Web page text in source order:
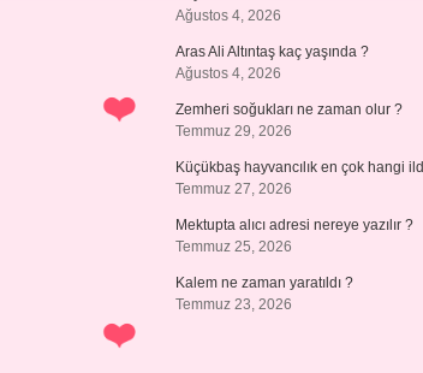
Ağustos 4, 2026
Aras Ali Altıntaş kaç yaşında ?
Ağustos 4, 2026
Zemheri soğukları ne zaman olur ?
Temmuz 29, 2026
Küçükbaş hayvancılık en çok hangi
Temmuz 27, 2026
Mektupta alıcı adresi nereye yazılır ?
Temmuz 25, 2026
Kalem ne zaman yaratıldı ?
Temmuz 23, 2026